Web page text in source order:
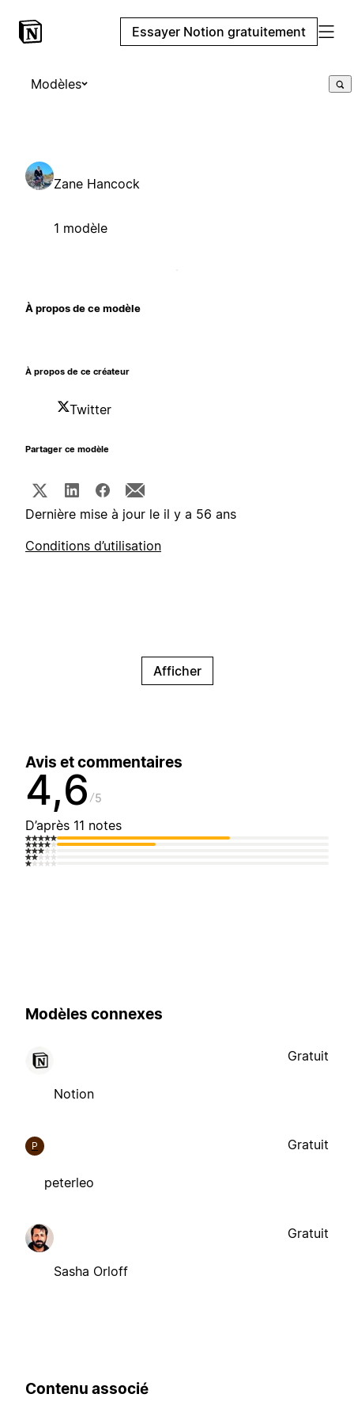
Essayer Notion gratuitement
Modèles
Zane Hancock
1 modèle
À propos de ce modèle
À propos de ce créateur
Twitter
Partager ce modèle
Dernière mise à jour le il y a 56 ans
Conditions d’utilisation
Afficher
Avis et commentaires
4,6 5
D’après 11 notes
Modèles connexes
Notion
Gratuit
P
peterleo
Gratuit
Sasha Orloff
Gratuit
Contenu associé